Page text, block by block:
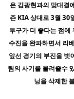
은 김광현과의 맞대결
즌 KIA 상대로 3월 30
투구가 더 좋다는 점에
수진을 완파하면서 리
앞선 경기의 부진을 벗
팀의 사기를 올려줄수
닝을 삭제한